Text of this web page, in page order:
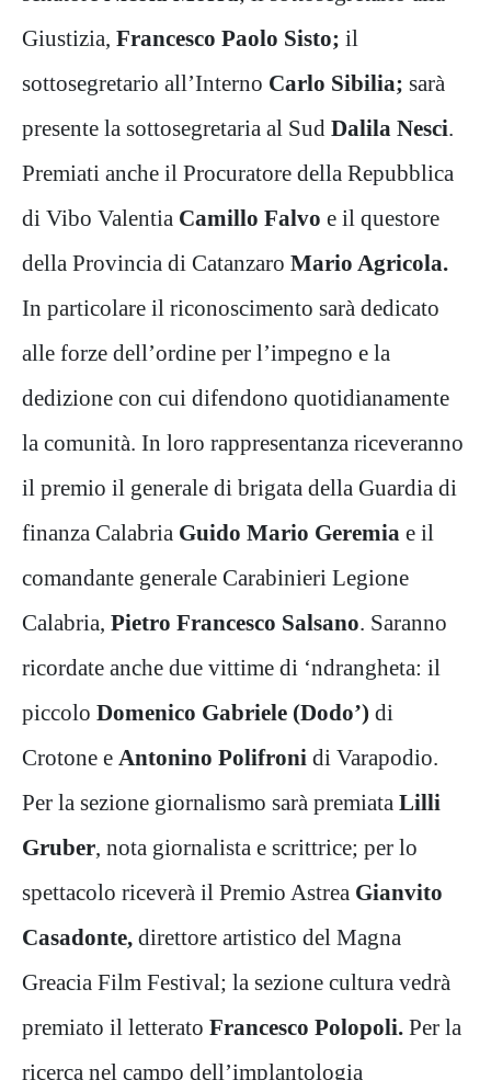
Giustizia, Francesco Paolo Sisto; il
sottosegretario all’Interno Carlo Sibilia; sarà
presente la sottosegretaria al Sud Dalila Nesci.
Premiati anche il Procuratore della Repubblica
di Vibo Valentia Camillo Falvo e il questore
della Provincia di Catanzaro Mario Agricola.
In particolare il riconoscimento sarà dedicato
alle forze dell’ordine per l’impegno e la
dedizione con cui difendono quotidianamente
la comunità. In loro rappresentanza riceveranno
il premio il generale di brigata della Guardia di
finanza Calabria Guido Mario Geremia e il
comandante generale Carabinieri Legione
Calabria, Pietro Francesco Salsano. Saranno
ricordate anche due vittime di ‘ndrangheta: il
piccolo Domenico Gabriele (Dodo’) di
Crotone e Antonino Polifroni di Varapodio.
Per la sezione giornalismo sarà premiata Lilli
Gruber, nota giornalista e scrittrice; per lo
spettacolo riceverà il Premio Astrea Gianvito
Casadonte, direttore artistico del Magna
Greacia Film Festival; la sezione cultura vedrà
premiato il letterato Francesco Polopoli. Per la
ricerca nel campo dell’implantologia